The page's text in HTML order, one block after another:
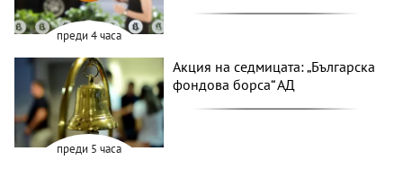
преди 4 часа
преди 5 часа
Акция на седмицата: „Българска
фондова борса“ АД